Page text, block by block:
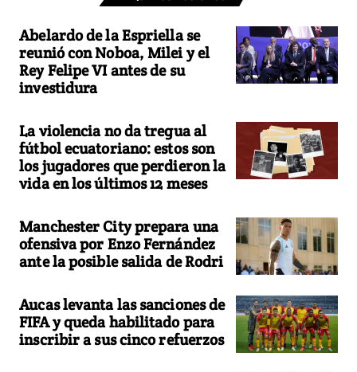
Abelardo de la Espriella se
reunió con Noboa, Milei y el
Rey Felipe VI antes de su
investidura
La violencia no da tregua al
fútbol ecuatoriano: estos son
los jugadores que perdieron la
vida en los últimos 12 meses
Manchester City prepara una
ofensiva por Enzo Fernández
ante la posible salida de Rodri
Aucas levanta las sanciones de
FIFA y queda habilitado para
inscribir a sus cinco refuerzos